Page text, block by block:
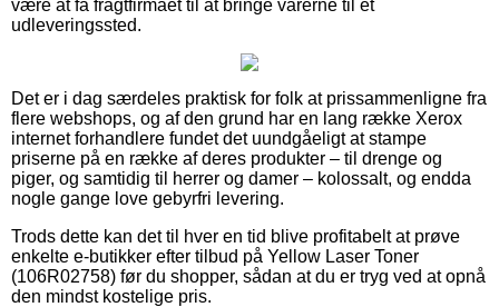
være at få fragtfirmaet til at bringe varerne til et
udleveringssted.
Det er i dag særdeles praktisk for folk at prissammenligne fra
flere webshops, og af den grund har en lang række Xerox
internet forhandlere fundet det uundgåeligt at stampe
priserne på en række af deres produkter – til drenge og
piger, og samtidig til herrer og damer – kolossalt, og endda
nogle gange love gebyrfri levering.
Trods dette kan det til hver en tid blive profitabelt at prøve
enkelte e-butikker efter tilbud på Yellow Laser Toner
(106R02758) før du shopper, sådan at du er tryg ved at opnå
den mindst kostelige pris.